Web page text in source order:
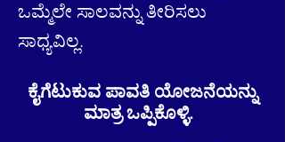
ಒಮ್ಮೆಲೇ ಸಾಲವನ್ನು ತೀರಿಸಲು
ಸಾಧ್ಯವಿಲ್ಲ.
ಕೈಗೆಟುಕುವ ಪಾವತಿ ಯೋಜನೆಯನ್ನು
ಮಾತ್ರ ಒಪ್ಪಿಕೊಳ್ಳಿ.